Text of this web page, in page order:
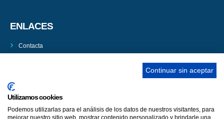
ENLACES
Contacta
Continuar sin aceptar
Utilizamos cookies
Podemos utilizarlas para el análisis de los datos de nuestros visitantes, para
mejorar nuestro sitio web, mostrar contenido personalizado y brindarle una